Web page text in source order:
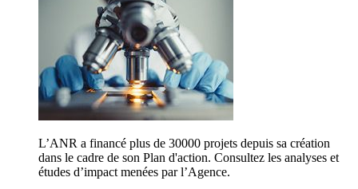
L’ANR a financé plus de 30000 projets depuis sa création
dans le cadre de son Plan d'action. Consultez les analyses et
études d’impact menées par l’Agence.